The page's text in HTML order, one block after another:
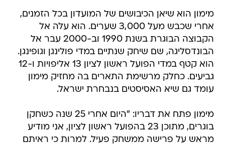
מימון הוא שיאן הכיבושים של המועדון בכל הזמנים,
אחרי שכבש מעל 3,000 שערים. הוא עלה אל
הקבוצה הבוגרת בשנת 1990 וב-2000 עבר אל
הבונדסליגה, שם שיחק שנתיים במדי פולינגן וגופינגן.
הוא קטף במדי הפועל ראשון לציון 13 אליפויות ו-12
גביעים. כחלק מרשימת התארים בה מחזיק מימון
עומד גם שיא האסיסטים בנבחרת ישראל.
מימון פתח את דבריו: "היום אחרי 25 שנה כשחקן
בוגרים, מתוכן 23 בהפועל ראשון לציון, אני מודיע
מראש על פרישה ממשחק פעיל. למרות כי ראיתם